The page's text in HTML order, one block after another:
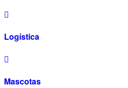
Logística
Mascotas